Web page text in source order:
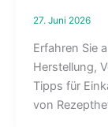
27. Juni 2026
Erfahren Sie
Herstellung,
Tipps für
von